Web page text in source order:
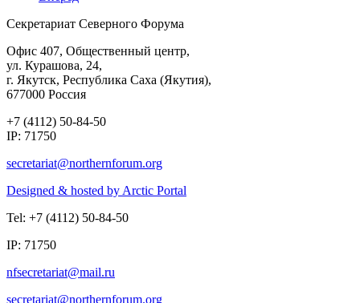
Секретариат Северного Форума
Офис 407, Общественный центр,
ул. Курашова, 24,
г. Якутск, Республика Саха (Якутия),
677000 Россия
+7 (4112) 50-84-50
IP: 71750
Designed & hosted by Arctic Portal
Tel: +7 (4112) 50-84-50
IP: 71750